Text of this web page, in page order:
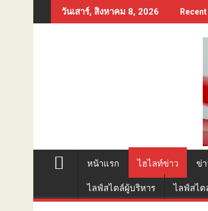
to
วันเสาร์, สิงหาคม 8, 2026
หน้าแรก ไฮไลท์ข่าว ข่
ไลฟ์สไตล์ผู้บริหาร ไลฟ์สไต